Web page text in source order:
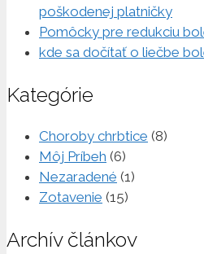
poškodenej platničky
Pomôcky pre redukciu
kde sa dočítať o liečbe
Kategórie
Choroby chrbtice (8)
Môj Príbeh (6)
Nezaradené (1)
Zotavenie (15)
Archív článkov